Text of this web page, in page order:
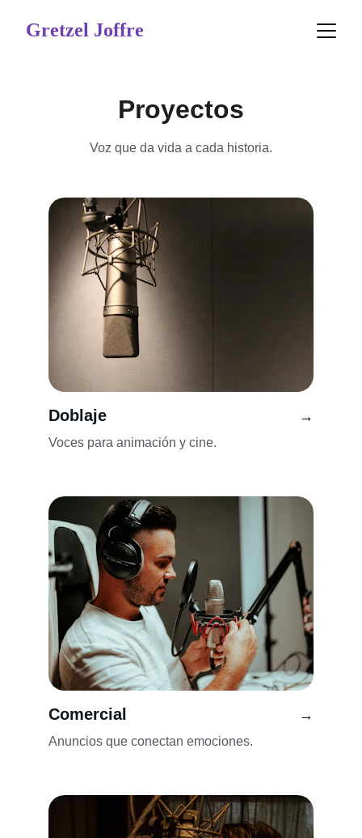
Gretzel Joffre
Proyectos
Voz que da vida a cada historia.
Doblaje
Voces para animación y cine.
Comercial
Anuncios que conectan emociones.
→
→